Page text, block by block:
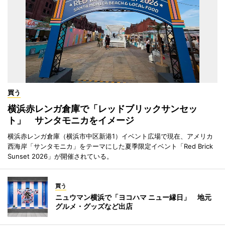
買う
横浜赤レンガ倉庫で「レッドブリックサンセッ
ト」 サンタモニカをイメージ
横浜赤レンガ倉庫（横浜市中区新港1）イベント広場で現在、アメリカ
西海岸「サンタモニカ」をテーマにした夏季限定イベント「Red Brick
Sunset 2026」が開催されている。
買う
ニュウマン横浜で「ヨコハマ ニュー縁日」 地元
グルメ・グッズなど出店